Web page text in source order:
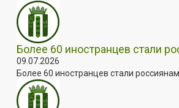
Более 60 иностранцев стали
09.07.2026
Более 60 иностранцев стали